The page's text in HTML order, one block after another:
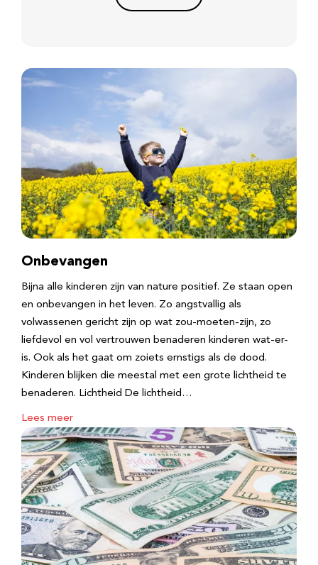
Onbevangen
Bijna alle kinderen zijn van nature positief. Ze staan open
en onbevangen in het leven. Zo angstvallig als
volwassenen gericht zijn op wat zou-moeten-zijn, zo
liefdevol en vol vertrouwen benaderen kinderen wat-er-
is. Ook als het gaat om zoiets ernstigs als de dood.
Kinderen blijken die meestal met een grote lichtheid te
benaderen. Lichtheid De lichtheid…
Lees meer